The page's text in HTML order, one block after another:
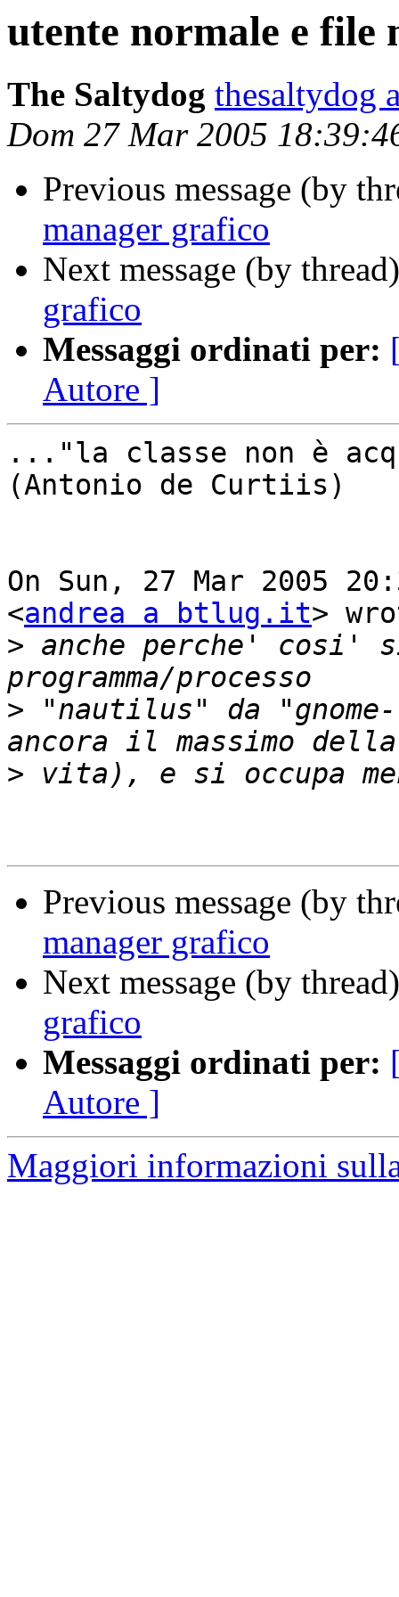
utente normale e file
The Saltydog thesaltydog
Dom 27 Mar 2005
Previous message (by
manager grafico
Next message (by
grafico
Messaggi ordinati per:
Autore ]
..."la classe non è
(Antonio de Curtiis)
On Sun, 27 Mar 2005
<andrea a btlug.it>
> anche perche'
> "nautilus" da
>
Previous message (by
manager grafico
Next message (by
grafico
Messaggi ordinati per:
Autore ]
Maggiori informazioni